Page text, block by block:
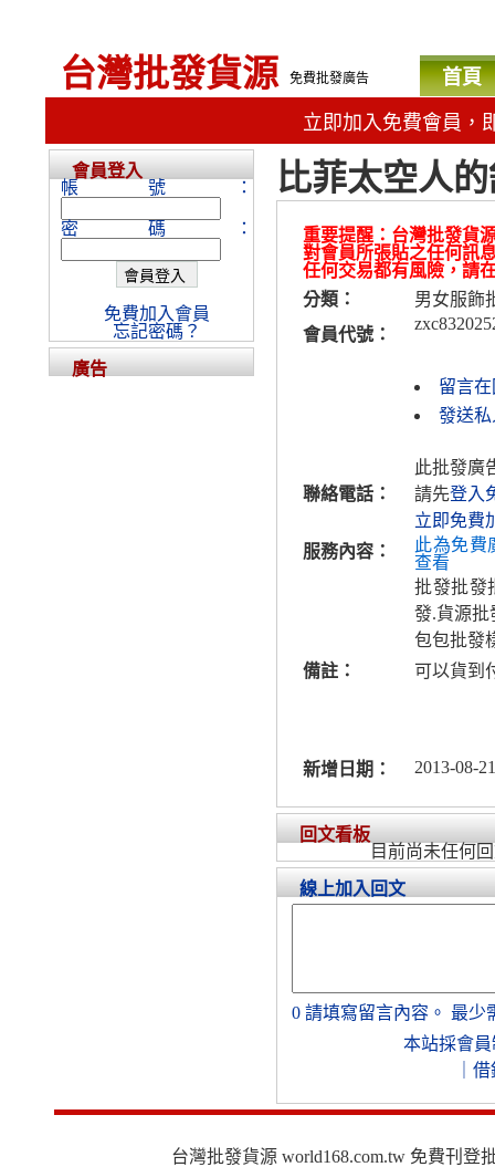
台灣批發貨源 免費批發廣告 首頁
立即加入免費會員，
比菲太空人
重要提醒：台灣批發貨
對會員所張貼之任何訊
任何交易都有風險，請
分類：
男女服飾
會員代號：
留言
發送私
聯絡電話：
此批發廣
請先登入
立即免費
服務內容：
此為免費
查看
批發批發
發.貨源批
包包批發
備註：
可以貨到
新增日期： 2013-08-
回文看板
目前尚未任何
線上加入回文
0 請填寫留言內容。 最少
本站採會員
借
會員登入
帳號：
密碼：
免費加入會員
忘記密碼？
廣告
台灣批發貨源 world168.com.tw 免費刊登